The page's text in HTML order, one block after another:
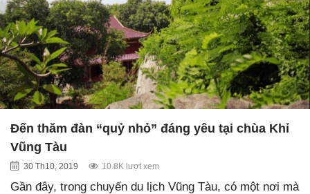
Đến thăm đàn “quỷ nhỏ” đáng yêu tại chùa Khỉ
Vũng Tàu
30 Th10, 2019 10.8K lượt xem
Gần đây, trong chuyến du lịch Vũng Tàu, có một nơi mà